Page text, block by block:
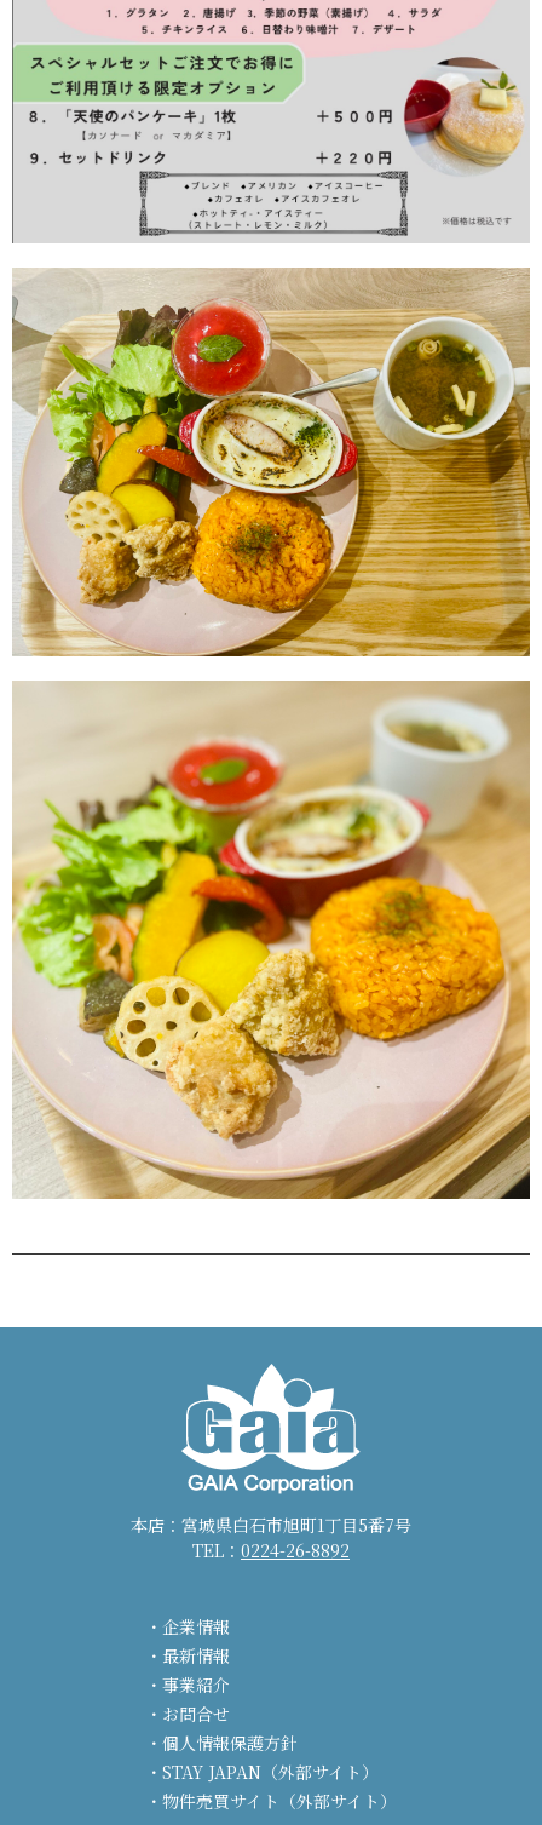
本店：宮城県白石市旭町1丁目5番7号
TEL： 0224-26-8892
企業情報
最新情報
事業紹介
お問合せ
個人情報保護方針
STAY JAPAN（外部サイト）
物件売買サイト（外部サイト）